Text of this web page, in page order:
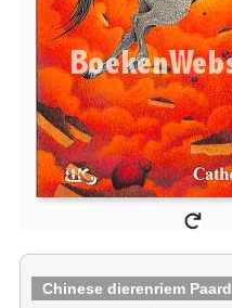
Chinese dierenriem Paard